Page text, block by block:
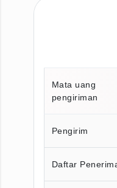
Mata uang
pengiriman
Pengirim
Daftar